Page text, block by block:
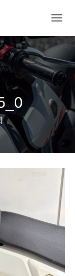
ビ
ー
シ
ョ
ン
を
り
え